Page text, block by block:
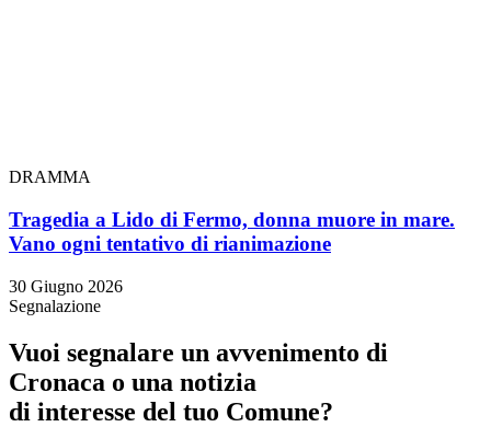
DRAMMA
Tragedia a Lido di Fermo, donna muore in mare.
Vano ogni tentativo di rianimazione
30 Giugno 2026
Segnalazione
Vuoi segnalare un avvenimento di
Cronaca o una notizia
di interesse del tuo Comune?